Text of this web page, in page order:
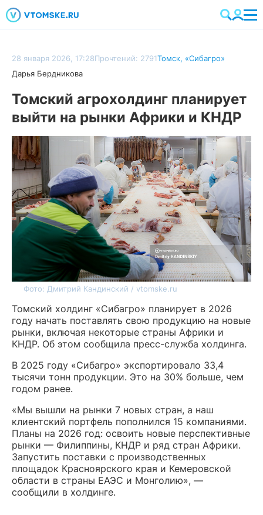
28 января 2026, 17:28Прочтений: 2791Томск, «Сибагро»
Дарья Бердникова
Томский агрохолдинг планирует
выйти на рынки Африки и КНДР
Фото: Дмитрий Кандинский / vtomske.ru
Томский холдинг «Сибагро» планирует в 2026
году начать поставлять свою продукцию на новые
рынки, включая некоторые страны Африки и
КНДР. Об этом сообщила пресс-служба холдинга.
В 2025 году «Сибагро» экспортировало 33,4
тысячи тонн продукции. Это на 30% больше, чем
годом ранее.
«Мы вышли на рынки 7 новых стран, а наш
клиентский портфель пополнился 15 компаниями.
Планы на 2026 год: освоить новые перспективные
рынки — Филиппины, КНДР и ряд стран Африки.
Запустить поставки с производственных
площадок Красноярского края и Кемеровской
области в страны ЕАЭС и Монголию», —
сообщили в холдинге.